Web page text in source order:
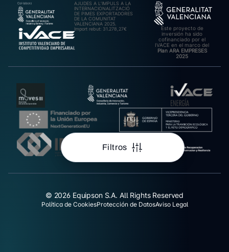
Filtros
AJUDES A L’IMPULS A LA
INTERNACIONALITZACIÓ
DE PIMES EXPORTADORES
DE LA COMUNITAT
VALENCIANA 2025.
Import rebut: 31.278,27€
Este proyecto de
inversión ha sido
cofinanciado por el
IVACE en el marco del
Plan ARA EMPRESES
2025
© 2026 Equipson S.A. All Rights Reserved
Política de CookiesProtección de DatosAviso Legal